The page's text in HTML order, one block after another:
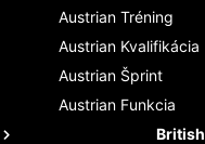
Austrian Tréning
Austrian Kvalifikácia
Austrian Šprint
Austrian Funkcia
British